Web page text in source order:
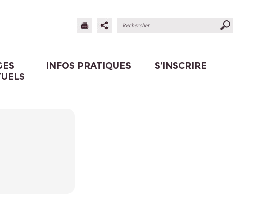
INFOS PRATIQUES S’INSCRIRE